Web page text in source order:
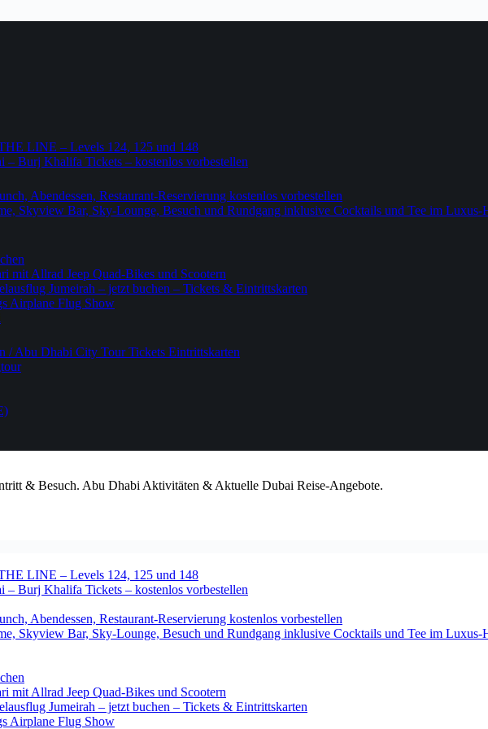
LINE – Levels 124, 125 und 148
Burj Khalifa Tickets – kostenlos vorbestellen
Abendessen, Restaurant-Reservierung kostenlos vorbestellen
Skyview Bar, Sky-Lounge, Besuch und Rundgang inklusive Cocktails und Tee im Luxus-
mit Allrad Jeep Quad-Bikes und Scootern
Jumeirah – jetzt buchen – Tickets & Eintrittskarten
Airplane Flug Show
/ Abu Dhabi City Tour Tickets Eintrittskarten
& Besuch. Abu Dhabi Aktivitäten & Aktuelle Dubai Reise-Angebote.
LINE – Levels 124, 125 und 148
Burj Khalifa Tickets – kostenlos vorbestellen
Abendessen, Restaurant-Reservierung kostenlos vorbestellen
Skyview Bar, Sky-Lounge, Besuch und Rundgang inklusive Cocktails und Tee im Luxus-
mit Allrad Jeep Quad-Bikes und Scootern
Jumeirah – jetzt buchen – Tickets & Eintrittskarten
Airplane Flug Show